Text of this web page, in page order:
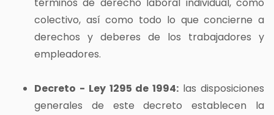
términos de derecho laboral individual, como
colectivo, así como todo lo que concierne a
derechos y deberes de los trabajadores y
empleadores.
Decreto - Ley 1295 de 1994: las disposiciones
generales de este decreto establecen la